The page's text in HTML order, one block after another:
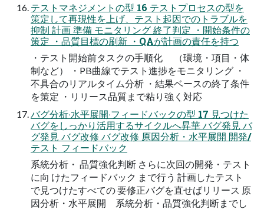
テストマネジメントの型 16 テストプロセスの型を
策定して再現性を上げ、テスト起因でのトラブルを
抑制 計画 準備 モニタリング 終了判定 ・開始条件の
策定 ・品質目標の刷新 ・QAが計画の責任を持つ
・テスト開始前タスクの手順化 （環境・項目・体
制など） ・PB曲線でテスト進捗をモニタリング ・
不具合のリアルタイム分析 ・結果ベースの終了条件
を策定 ・リリース品質まで粘り強く対応
バグ分析‧⽔平展開‧フィードバックの型 17 見つけた
バグをしっかり活用するサイクルへ昇華 バグ発見 バ
グ発見 バグ改修 バグ改修 原因分析・水平展開 開発/
テスト フィードバック
系統分析・ 品質強化判断 さらに次回の開発・テスト
に向 けたフィードバック まで行う 計画したテスト
で見つけたすべての 要修正バグを直せばリリース 原
因分析・水平展開 系統分析・品質強化判断までし